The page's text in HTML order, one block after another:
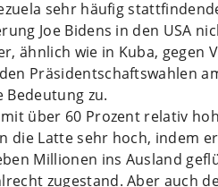
sehr häufig
Joe Bidens in den USA
ähnlich wie in Kuba, gegen
Präsidentschaftswahlen
zu.
über 60 Prozent relativ
die Latte sehr hoch, indem
Millionen ins Ausland
zugestand. Aber auch